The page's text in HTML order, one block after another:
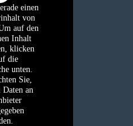
einen
von
auf den
Inhalt
klicken
die
unten.
Sie,
Daten an